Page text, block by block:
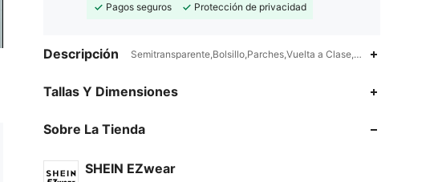
Pagos seguros
Protección de privacidad
Descripción Semitransparente,Bolsillo,Parches,Vuelta a Clase,Temporada de
Tallas Y Dimensiones
Sobre La Tienda
SHEIN EZwear
seguido